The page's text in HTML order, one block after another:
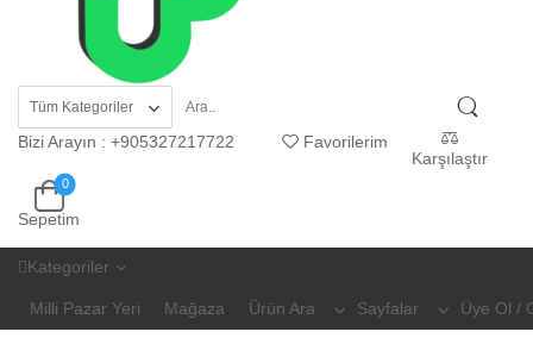
Bizi Arayın : +905327217722
Favorilerim
Karşılaştır
Sepetim
0
Kategoriler
Milli Pazar Yeri Mağaza Ürün Ara Sayfalar Üye Ol /